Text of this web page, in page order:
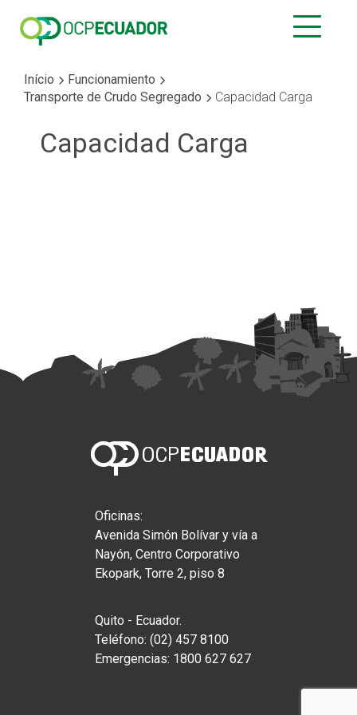
Início
Funcionamiento
Transporte de Crudo Segregado
Capacidad Carga
Capacidad Carga
Oficinas:
Avenida Simón Bolívar y vía a
Nayón, Centro Corporativo
Ekopark, Torre 2, piso 8
Quito - Ecuador.
Teléfono: (02) 457 8100
Emergencias: 1800 627 627